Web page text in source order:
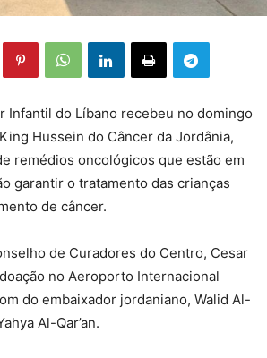
Infantil do Líbano recebeu no domingo
Hussein do Câncer da Jordânia,
remédios oncológicos que estão em
garantir o tratamento das crianças
de câncer.
de Curadores do Centro, Cesar
no Aeroporto Internacional
do embaixador jordaniano, Walid Al-
Al-Qar’an.